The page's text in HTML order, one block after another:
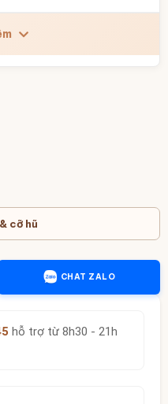
cỡ hũ
CHAT ZALO
hỗ trợ từ 8h30 - 21h